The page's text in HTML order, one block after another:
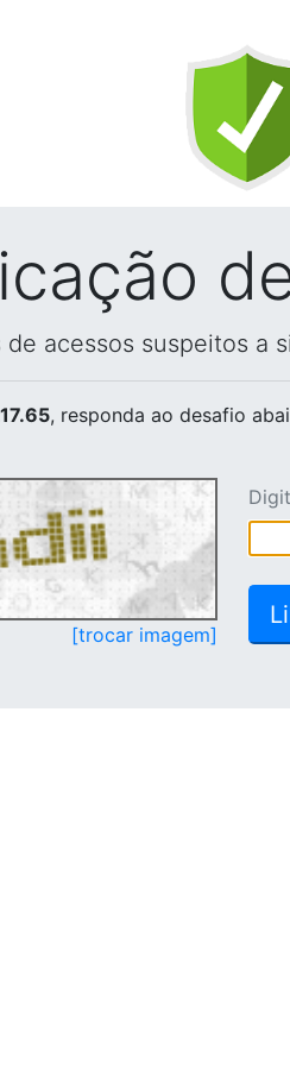
acessos suspeitos a
, responda ao desafio
[trocar imagem]